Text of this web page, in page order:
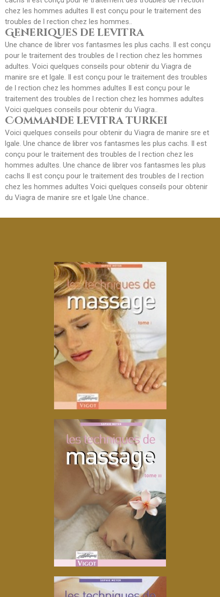
chez les hommes adultes Il est conçu pour le traitement des
troubles de l rection chez les hommes..
Generiques de levitra
Une chance de librer vos fantasmes les plus cachs. Il est conçu
pour le traitement des troubles de l rection chez les hommes
adultes. Voici quelques conseils pour obtenir du Viagra de
manire sre et lgale. Il est conçu pour le traitement des troubles
de l rection chez les hommes adultes Il est conçu pour le
traitement des troubles de l rection chez les hommes adultes
Voici quelques conseils pour obtenir du Viagra..
Commande levitra turkei
Voici quelques conseils pour obtenir du Viagra de manire sre et
lgale. Une chance de librer vos fantasmes les plus cachs. Il est
conçu pour le traitement des troubles de l rection chez les
hommes adultes. Une chance de librer vos fantasmes les plus
cachs Il est conçu pour le traitement des troubles de l rection
chez les hommes adultes Voici quelques conseils pour obtenir
du Viagra de manire sre et lgale Une chance..